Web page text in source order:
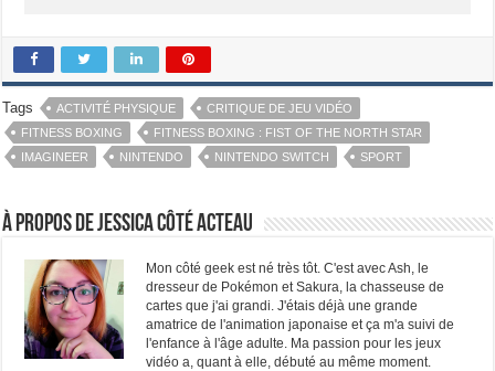
Tags ACTIVITÉ PHYSIQUE
CRITIQUE DE JEU VIDÉO
FITNESS BOXING
FITNESS BOXING : FIST OF THE NORTH STAR
IMAGINEER
NINTENDO NINTENDO SWITCH SPORT
À propos de Jessica Côté Acteau
Mon côté geek est né très tôt. C'est avec Ash, le
dresseur de Pokémon et Sakura, la chasseuse de
cartes que j'ai grandi. J'étais déjà une grande
amatrice de l'animation japonaise et ça m'a suivi de
l'enfance à l'âge adulte. Ma passion pour les jeux
vidéo a, quant à elle, débuté au même moment.